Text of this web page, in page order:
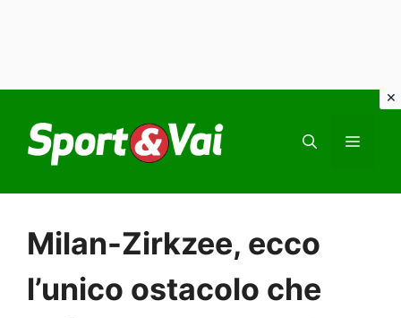
contenuto
Milan-Zirkzee, ecco
l’unico ostacolo che